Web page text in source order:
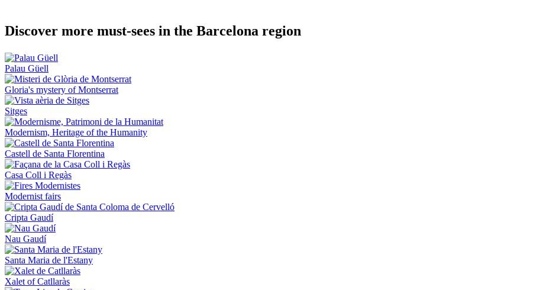
Discover more must-sees in the Barcelona region
Palau Güell
Gloria's mystery of Montserrat
Sitges
Modernism, Heritage of the Humanity
Castell de Santa Florentina
Casa Coll i Regàs
Modernist fairs
Cripta Gaudí
Nau Gaudí
Santa Maria de l'Estany
Xalet of Catllaràs